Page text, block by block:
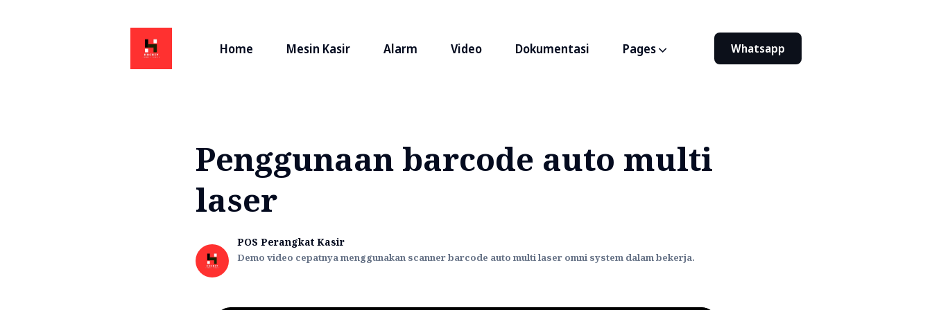
Home Mesin Kasir Alarm Video Dokumentasi Pages Whatsapp
Penggunaan barcode auto multi
laser
POS Perangkat Kasir
Demo video cepatnya menggunakan scanner barcode auto multi laser omni system dalam bekerja.